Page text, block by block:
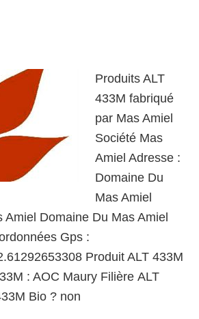
Produits ALT
433M fabriqué
par Mas Amiel
Société Mas
Amiel Adresse :
Domaine Du
Mas Amiel
Amiel Domaine Du Mas Amiel
Gps :
Produit ALT 433M
: AOC Maury Filière ALT
Bio ? non